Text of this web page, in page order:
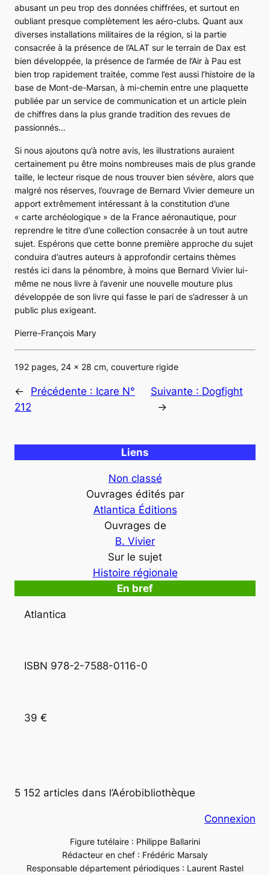
abusant un peu trop des données chiffrées, et surtout en
oubliant presque complètement les aéro-clubs. Quant aux
diverses installations militaires de la région, si la partie
consacrée à la présence de l’ALAT sur le terrain de Dax est
bien développée, la présence de l’armée de l’Air à Pau est
bien trop rapidement traitée, comme l’est aussi l’histoire de la
base de Mont-de-Marsan, à mi-chemin entre une plaquette
publiée par un service de communication et un article plein
de chiffres dans la plus grande tradition des revues de
passionnés…
Si nous ajoutons qu’à notre avis, les illustrations auraient
certainement pu être moins nombreuses mais de plus grande
taille, le lecteur risque de nous trouver bien sévère, alors que
malgré nos réserves, l’ouvrage de Bernard Vivier demeure un
apport extrêmement intéressant à la constitution d’une
« carte archéologique » de la France aéronautique, pour
reprendre le titre d’une collection consacrée à un tout autre
sujet. Espérons que cette bonne première approche du sujet
conduira d’autres auteurs à approfondir certains thèmes
restés ici dans la pénombre, à moins que Bernard Vivier lui-
même ne nous livre à l’avenir une nouvelle mouture plus
développée de son livre qui fasse le pari de s’adresser à un
public plus exigeant.
Pierre-François Mary
192 pages, 24 x 28 cm, couverture rigide
← Précédente : Icare N°
212
Suivante : Dogfight
→
Liens
Non classé
Ouvrages édités par
Atlantica Éditions
Ouvrages de
B. Vivier
Sur le sujet
Histoire régionale
En bref
Atlantica
ISBN 978-2-7588-0116-0
39 €
5 152 articles dans l’Aérobibliothèque
Connexion
Figure tutélaire : Philippe Ballarini
Rédacteur en chef : Frédéric Marsaly
Responsable département périodiques : Laurent Rastel